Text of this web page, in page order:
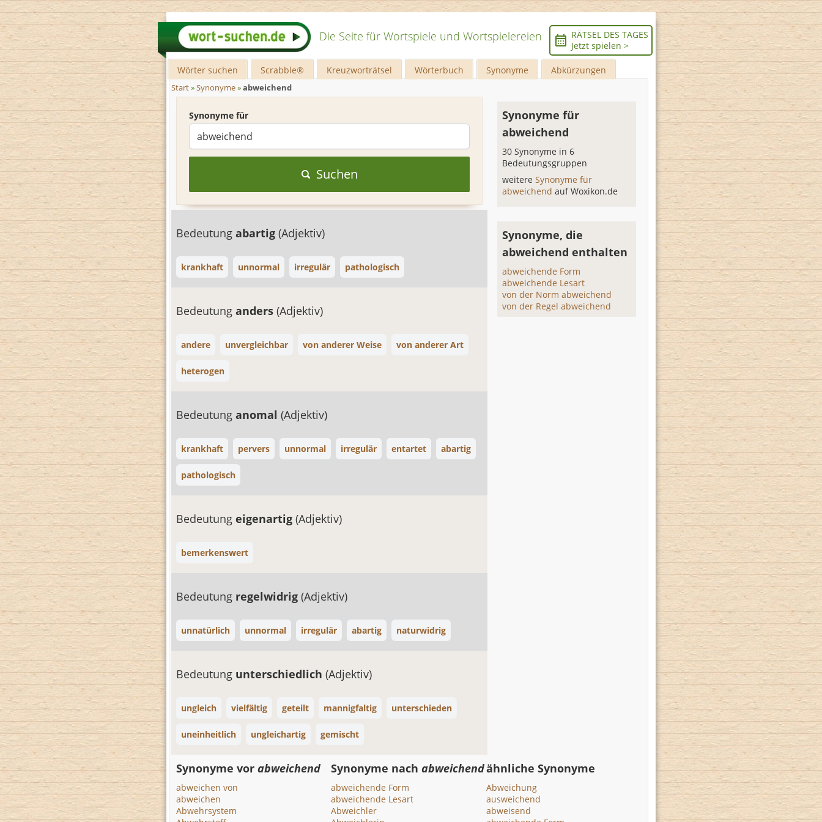
Die Seite für Wortspiele und Wortspielereien
RÄTSEL DES TAGES
Jetzt spielen >
Wörter suchen Scrabble® Kreuzworträtsel Wörterbuch Synonyme Abkürzungen
Start»Synonyme»abweichend
Synonyme für
Suchen
Bedeutung abartig (Adjektiv)
krankhaft unnormal irregulär pathologisch
Bedeutung anders (Adjektiv)
andere unvergleichbar von anderer Weise von anderer Art
heterogen
Bedeutung anomal (Adjektiv)
krankhaft pervers unnormal irregulär entartet abartig
pathologisch
Bedeutung eigenartig (Adjektiv)
bemerkenswert
Bedeutung regelwidrig (Adjektiv)
unnatürlich unnormal irregulär abartig naturwidrig
Bedeutung unterschiedlich (Adjektiv)
ungleich vielfältig geteilt mannigfaltig unterschieden
uneinheitlich ungleichartig gemischt
Synonyme für
abweichend
30 Synonyme in 6
Bedeutungsgruppen
weitereSynonyme für
abweichendauf Woxikon.de
Synonyme, die
abweichend enthalten
abweichende Form
abweichende Lesart
von der Norm abweichend
von der Regel abweichend
Synonyme vor abweichend
abweichen von
abweichen
Abwehrsystem
Synonyme nachabweichend
abweichende Form
abweichende Lesart
Abweichler
ähnliche Synonyme
Abweichung
ausweichend
abweisend